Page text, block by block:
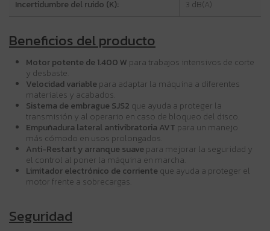
Incertidumbre del ruido (K):
3 dB(A)
Beneficios del producto
Motor potente de 1.400 W para trabajos intensivos de corte
y desbaste.
Velocidad variable para adaptar la máquina a diferentes
materiales y acabados.
Sistema de embrague SJS2 que ayuda a proteger la
transmisión y al operario en caso de bloqueo del disco.
Empuñadura lateral antivibratoria AVT para un manejo
más cómodo en usos prolongados.
Anti-Restart y arranque suave para mejorar la seguridad y
el control al poner la máquina en marcha.
Limitador electrónico de corriente que ayuda a proteger el
motor frente a sobrecargas.
Seguridad